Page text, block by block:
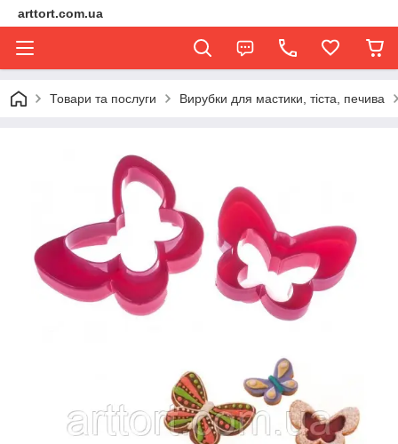
arttort.com.ua
Товари та послуги Вирубки для мастики, тіста, печива